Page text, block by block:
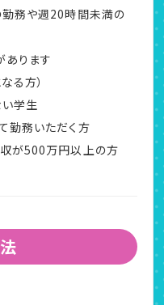
勤務や週20時間未満の
ります
る方）
学生
勤務いただく方
が500万円以上の方